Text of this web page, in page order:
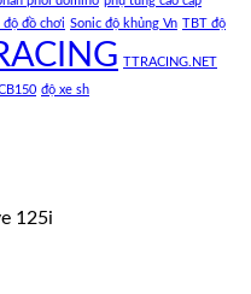
độ đồ chơi Sonic độ khủng Vn TBT độ
TTRACING.NET
độ xe sh
125i